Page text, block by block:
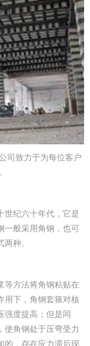
司致力于为每位客户
世纪六十年代，它是
一般采用角钢，也可
种。
等方法将角钢粘贴在
用下，角钢套箍对核
强度提高；但是同
使角钢处于压弯受力
的，存在应力滞后现